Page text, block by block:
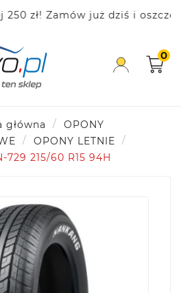
zł! Zamów już dziś i
0
główna
OPONY
OPONY LETNIE
729 215/60 R15 94H